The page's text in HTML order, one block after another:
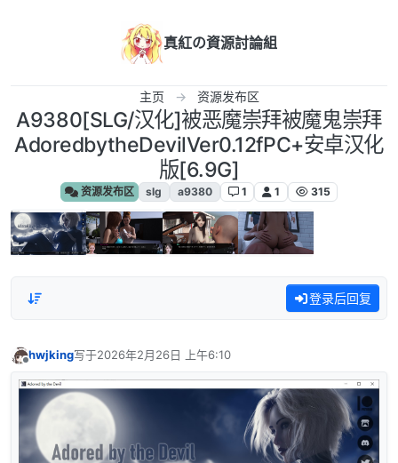
真紅の資源討論組
主页 资源发布区
A9380[SLG/汉化]被恶魔崇拜被魔鬼崇拜
AdoredbytheDevilVer0.12fPC+安卓汉化
版[6.9G]
资源发布区 slg a9380 1 1 315
登录后回复
hwjking写于2026年2月26日 上午6:10
最后由 编辑